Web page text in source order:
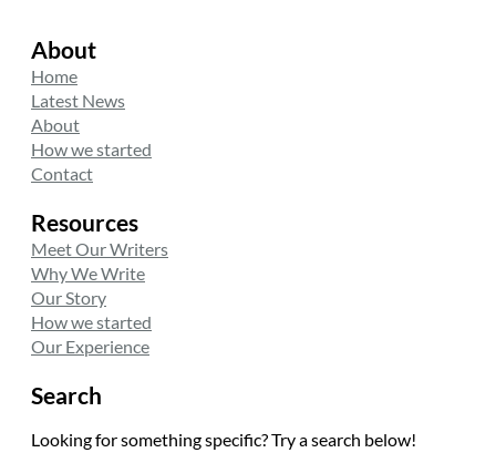
About
Home
Latest News
About
How we started
Contact
Resources
Meet Our Writers
Why We Write
Our Story
How we started
Our Experience
Search
Looking for something specific? Try a search below!